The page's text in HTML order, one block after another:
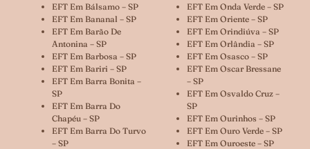
EFT Em Bálsamo – SP
EFT Em Bananal – SP
EFT Em Barão De
Antonina – SP
EFT Em Barbosa – SP
EFT Em Bariri – SP
EFT Em Barra Bonita –
SP
EFT Em Barra Do
Chapéu – SP
EFT Em Barra Do Turvo
– SP
EFT Em Onda Verde – SP
EFT Em Oriente – SP
EFT Em Orindiúva – SP
EFT Em Orlândia – SP
EFT Em Osasco – SP
EFT Em Oscar Bressane
– SP
EFT Em Osvaldo Cruz –
SP
EFT Em Ourinhos – SP
EFT Em Ouro Verde – SP
EFT Em Ouroeste – SP